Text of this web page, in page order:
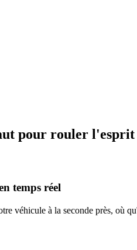
pour rouler
temps réel
véhicule à la seconde près, où